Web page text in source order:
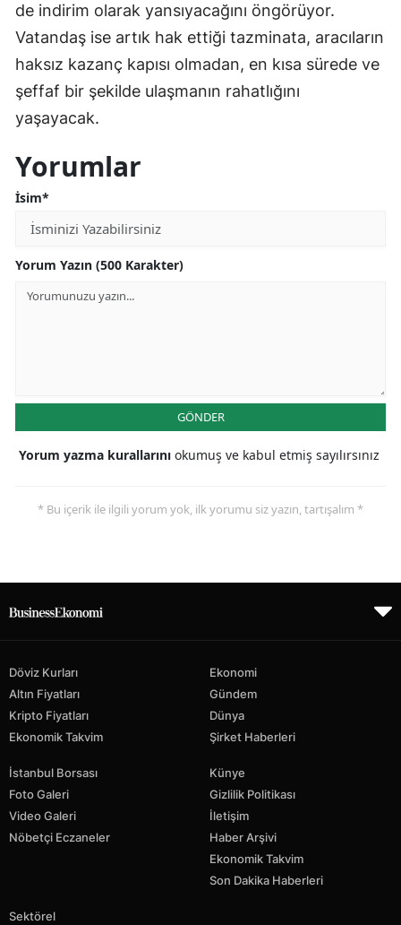
de indirim olarak yansıyacağını öngörüyor.
Vatandaş ise artık hak ettiği tazminata, aracıların
haksız kazanç kapısı olmadan, en kısa sürede ve
şeffaf bir şekilde ulaşmanın rahatlığını
yaşayacak.
Yorumlar
İsim*
Yorum Yazın (500 Karakter)
GÖNDER
Yorum yazma kurallarını okumuş ve kabul etmiş sayılırsınız
* Bu içerik ile ilgili yorum yok, ilk yorumu siz yazın, tartışalım *
Döviz Kurları
Altın Fiyatları
Kripto Fiyatları
Ekonomik Takvim
Ekonomi
Gündem
Dünya
Şirket Haberleri
İstanbul Borsası
Foto Galeri
Video Galeri
Nöbetçi Eczaneler
Künye
Gizlilik Politikası
İletişim
Haber Arşivi
Ekonomik Takvim
Son Dakika Haberleri
Sektörel